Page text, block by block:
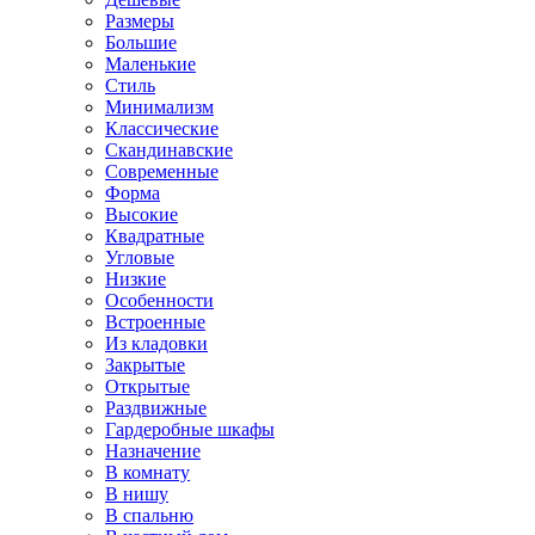
Размеры
Большие
Маленькие
Стиль
Минимализм
Классические
Скандинавские
Современные
Форма
Высокие
Квадратные
Угловые
Низкие
Особенности
Встроенные
Из кладовки
Закрытые
Открытые
Раздвижные
Гардеробные шкафы
Назначение
В комнату
В нишу
В спальню